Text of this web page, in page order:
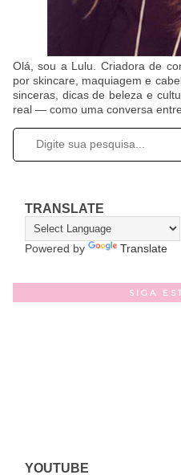
Olá, sou a Lulu. Criadora de
por skincare, maquiagem e
sinceras, dicas de beleza e
real — como uma conversa
TRANSLATE
Powered by Translate
SIGA
YOUTUBE